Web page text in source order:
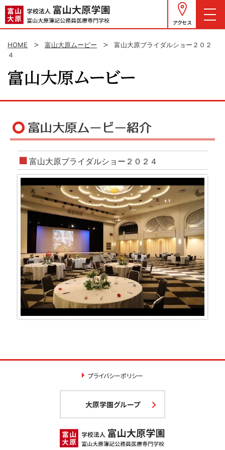
アクセス
HOME 富山大原ムービー
富山大原ブライダルショー２０２
４
富山大原ブライダルショー２０２４
プライバシーポリシー
大原学園グループ